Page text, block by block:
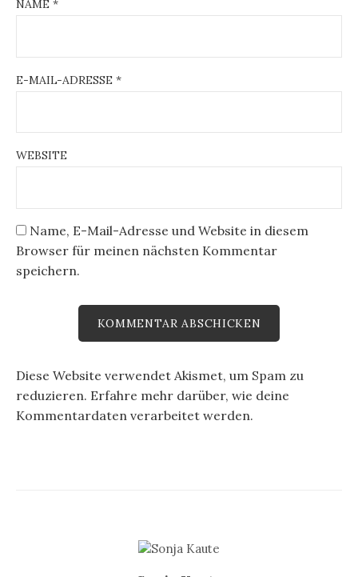
NAME *
E-MAIL-ADRESSE *
WEBSITE
Name, E-Mail-Adresse und Website in diesem
Browser für meinen nächsten Kommentar
speichern.
Diese Website verwendet Akismet, um Spam zu
reduzieren. Erfahre mehr darüber, wie deine
Kommentardaten verarbeitet werden.